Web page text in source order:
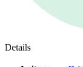
Details